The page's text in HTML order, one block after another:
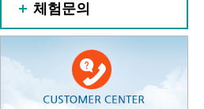
체험문의